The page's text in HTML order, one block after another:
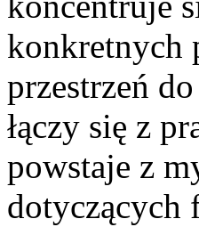
konkretnych
przestrzeń
łączy się z
powstaje z
dotyczących